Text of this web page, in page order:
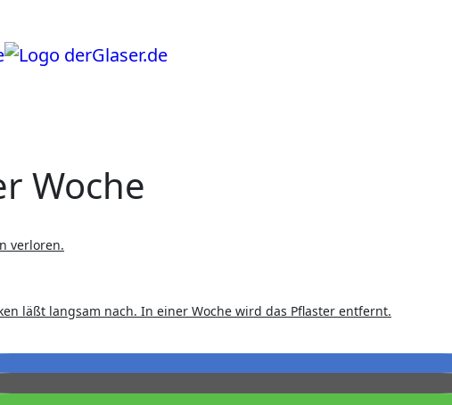
Woche
verloren.
läßt langsam nach. In einer Woche wird das Pflaster entfernt.